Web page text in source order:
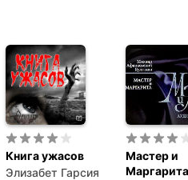
Книга ужасов
Элизабет Гарсия
Мастер и
Маргарита